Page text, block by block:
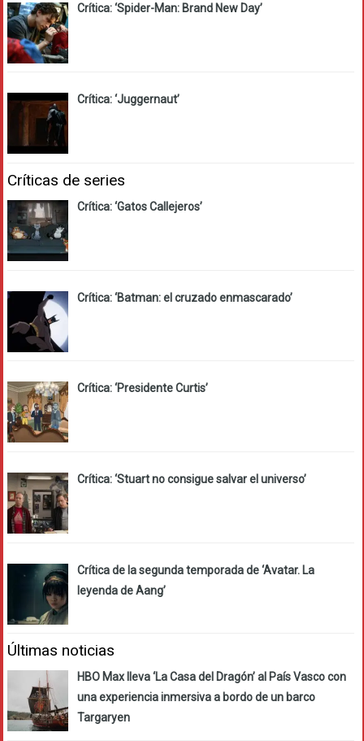
Crítica: ‘Spider-Man: Brand New Day’
Crítica: ‘Juggernaut’
Críticas de series
Crítica: ‘Gatos Callejeros’
Crítica: ‘Batman: el cruzado enmascarado’
Crítica: ‘Presidente Curtis’
Crítica: ‘Stuart no consigue salvar el universo’
Crítica de la segunda temporada de ‘Avatar. La
leyenda de Aang’
Últimas noticias
HBO Max lleva ‘La Casa del Dragón’ al País Vasco con
una experiencia inmersiva a bordo de un barco
Targaryen